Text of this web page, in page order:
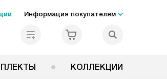
Информация покупателям
КОЛЛЕКЦИИ